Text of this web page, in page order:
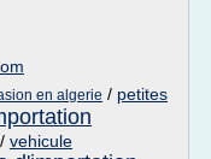
en algerie / petites
/ vehicule